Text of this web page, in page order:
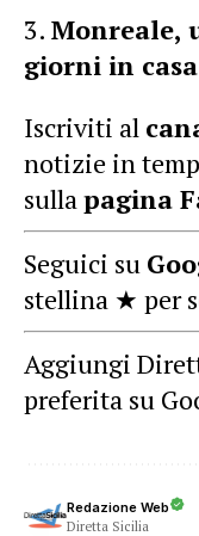
Monreale,
giorni in casa
Iscriviti al
notizie in
sullapagina
Seguici su
stellina ★ per
Aggiungi
preferita su
Redazione Web
Diretta Sicilia